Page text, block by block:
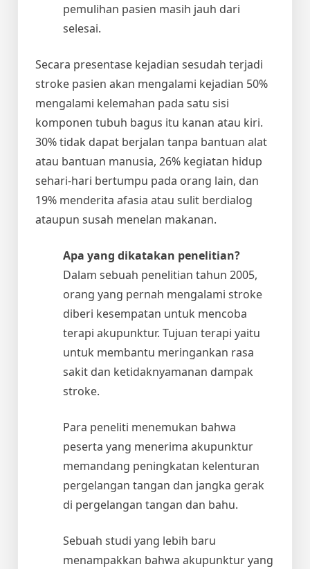
pemulihan pasien masih jauh dari
selesai.
Secara presentase kejadian sesudah terjadi
stroke pasien akan mengalami kejadian 50%
mengalami kelemahan pada satu sisi
komponen tubuh bagus itu kanan atau kiri.
30% tidak dapat berjalan tanpa bantuan alat
atau bantuan manusia, 26% kegiatan hidup
sehari-hari bertumpu pada orang lain, dan
19% menderita afasia atau sulit berdialog
ataupun susah menelan makanan.
Apa yang dikatakan penelitian?
Dalam sebuah penelitian tahun 2005,
orang yang pernah mengalami stroke
diberi kesempatan untuk mencoba
terapi akupunktur. Tujuan terapi yaitu
untuk membantu meringankan rasa
sakit dan ketidaknyamanan dampak
stroke.
Para peneliti menemukan bahwa
peserta yang menerima akupunktur
memandang peningkatan kelenturan
pergelangan tangan dan jangka gerak
di pergelangan tangan dan bahu.
Sebuah studi yang lebih baru
menampakkan bahwa akupunktur yang